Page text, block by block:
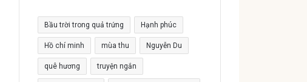
o
:
Bầu trời trong quả trứng Hạnh phúc
Hồ chí minh mùa thu Nguyễn Du
quê hương truyện ngắn